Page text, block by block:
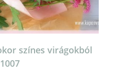
színes virágokból